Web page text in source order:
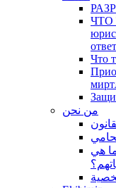
ЧТО
Что
من نحن
هي